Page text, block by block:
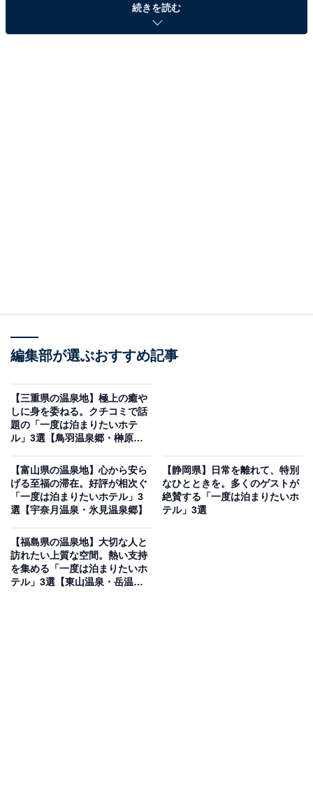
この記事の執筆者： All About ニュース お買
いもの部
式Webサイトより）
「天童温泉 ほほえみの宿 滝の湯」は、人と自然にやさし
い宿をコンセプトにした温泉宿です。大浴場「花笠大浴
場」には、女性用の「紅の湯」や男性用の「藍の湯」が
あり、広々とした空間で美肌効果のある温泉を楽しめま
す。お料理は山形牛や自家農園有機野菜を使用した逸品
続きを読む
編集部が選ぶおすすめ記事
【三重県の温泉地】極上の癒や
しに身を委ねる。クチコミで話
題の「一度は泊まりたいホテ
ル」3選【鳥羽温泉郷・榊原温
【富山県の温泉地】心から安ら
げる至福の滞在。好評が相次ぐ
「一度は泊まりたいホテル」3
選【宇奈月温泉・氷見温泉郷】
【静岡県】日常を離れて、特別
なひとときを。多くのゲストが
絶賛する「一度は泊まりたいホ
テル」3選
【福島県の温泉地】大切な人と
訪れたい上質な空間。熱い支持
を集める「一度は泊まりたいホ
テル」3選【東山温泉・岳温